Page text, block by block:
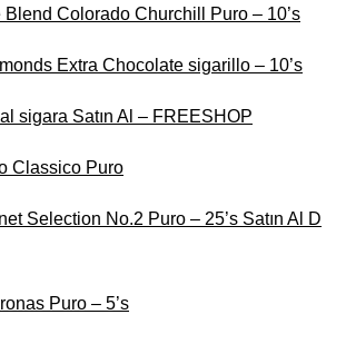
Blend Colorado Churchill Puro – 10’s
Extra Chocolate sigarillo – 10’s
sigara Satın Al – FREESHOP
Classico Puro
Selection No.2 Puro – 25’s Satın Al D
Puro – 5’s